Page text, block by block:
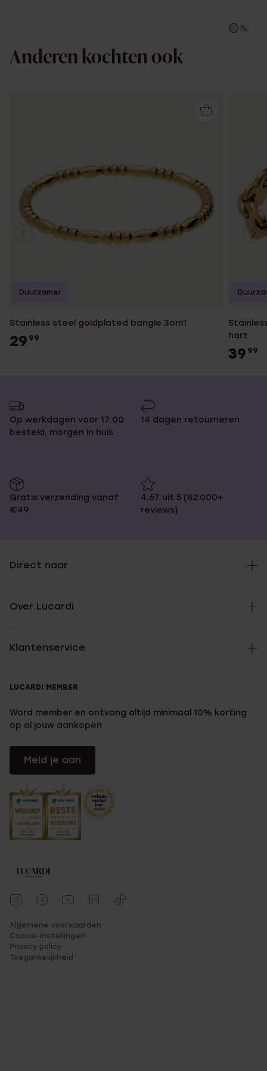
Anderen kochten ook
Stainless steel goldplated bangle 3om1
29 99
Duurzamer
hart
39 99
Op werkdagen voor 17:00
besteld, morgen in huis
14 dagen retourneren
Gratis verzending vanaf
€49
4,67 uit 5 (82.000+
reviews)
Direct naar
Over Lucardi
Klantenservice
LUCARDI MEMBER
Word member en ontvang altijd minimaal 10% korting
op al jouw aankopen
Meld je aan
Algemene voorwaarden
Cookie-instellingen
Privacy policy
Toegankelijkheid